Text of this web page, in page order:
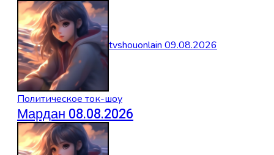
tvshouonlain 09.08.2026
Политическое ток-шоу
Мардан 08.08.2026